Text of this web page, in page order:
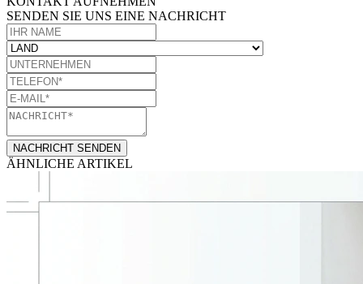
SENDEN SIE UNS EINE NACHRICHT​
NACHRICHT SENDEN
ÄHNLICHE ARTIKEL